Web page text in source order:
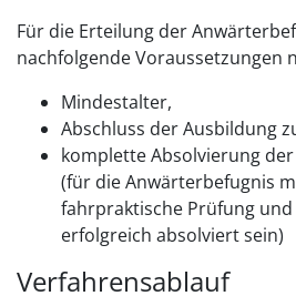
Für die Erteilung der
nachfolgende Voraussetzungen
Mindestalter,
Abschluss der Ausbildung
komplette Absolvierung
(für die Anwärterbefugnis
fahrpraktische Prüfung
erfolgreich absolviert sein)
Verfahrensablauf